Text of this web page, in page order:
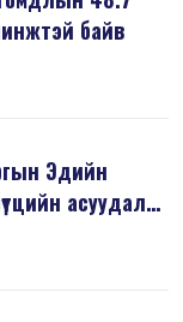
шинжтэй байв
Эдийн
асуудал